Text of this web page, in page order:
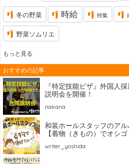
冬の野菜 時給 特集
野菜ソムリエ
もっと見る
おすすめの記事
『特定技能ビザ』外国人
説明会を開催！
nakana
和装ホールスタッフのア
【着物（きもの）でオシゴ
writer_yoshida